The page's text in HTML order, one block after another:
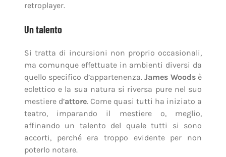
retroplayer.
Un talento
Si tratta di incursioni non proprio occasionali,
ma comunque effettuate in ambienti diversi da
quello specifico d’appartenenza.James Woodsè
eclettico e la sua natura si riversa pure nel suo
mestiere d’attore. Come quasi tutti ha iniziato a
teatro, imparando il mestiere o, meglio,
affinando un talento del quale tutti si sono
accorti, perché era troppo evidente per non
poterlo notare.